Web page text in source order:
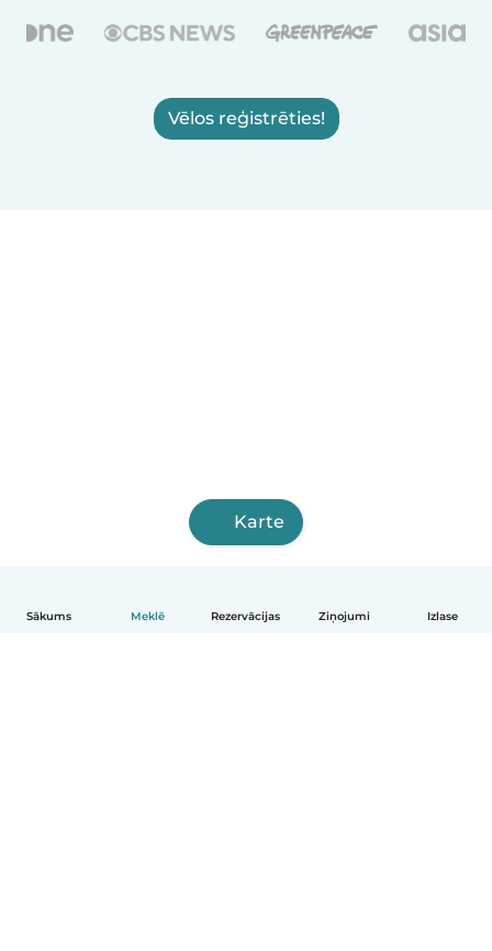
Sākums Meklē Rezervācijas Ziņojumi Izlase
Vēlos reģistrēties!
Karte